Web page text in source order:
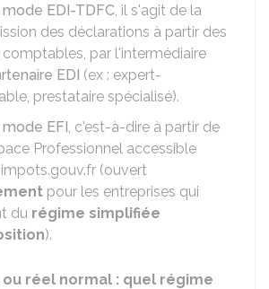
mode EDI-TDFC, il s'agit de la
des déclarations à partir des
comptables, par l'intermédiaire
EDI (ex : expert-
prestataire spécialisé).
mode EFI, c'est-à-dire à partir de
Professionnel accessible
(ouvert
pour les entreprises qui
du régime simplifiée
).
réel normal : quel régime